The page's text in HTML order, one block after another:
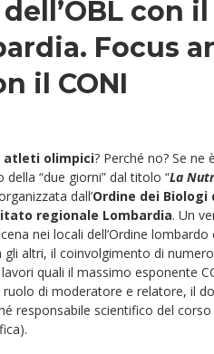
con
Focus
il CONI
atleti olimpici? Perché no? Se ne
della “due giorni” dal titolo “La
dall’Ordine dei Biologi
regionale Lombardia. Un
nei locali dell’Ordine lombardo
altri, il coinvolgimento di
quali il massimo esponente
ruolo di moderatore e relatore, il
responsabile scientifico del